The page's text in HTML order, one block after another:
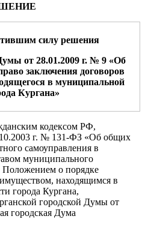
силу решения
от 28.01.2009 г. № 9 «Об
заключения договоров
в муниципальной
Кургана»
кодексом РФ,
г. № 131-ФЗ «Об общих
самоуправления в
муниципального
Положением о порядке
находящимся в
города Кургана,
городской Думы от
городская Дума